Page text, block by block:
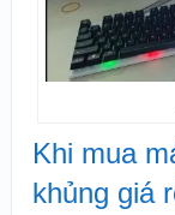
Khi mua
khủng giá